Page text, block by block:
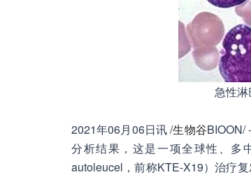
急性淋
2021年06月06日讯 /生物谷BIOON/
分析结果，这是一项全球性、多
autoleucel，前称KTE-X19）治疗